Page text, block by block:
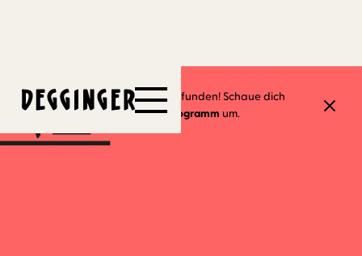
Dieses Event hat schon stattgefunden! Schaue dich
gerne in unseremaktuellen Programm um.
27.6.2024 -27.6.2024